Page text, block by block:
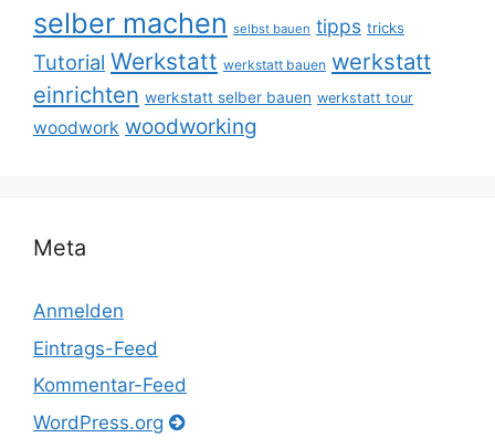
selber machen selbst bauen tipps tricks
Tutorial Werkstatt werkstatt bauen werkstatt
einrichten werkstatt selber bauen werkstatt tour
woodwork woodworking
Meta
Anmelden
Eintrags-Feed
Kommentar-Feed
WordPress.org